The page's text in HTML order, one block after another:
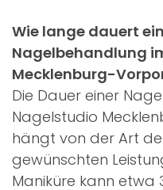
Wie lange dauert
Nagelbehandlung
Mecklenburg-
Die Dauer einer
Nagelstudio
hängt von der Art
gewünschten
Maniküre kann etwa